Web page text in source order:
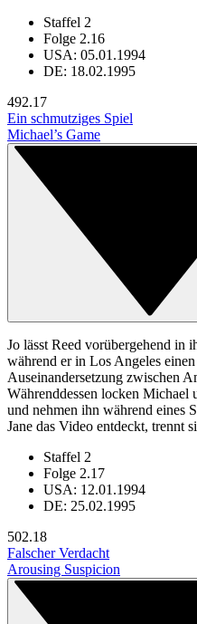
Staffel 2
Folge 2.16
USA: 05.01.1994
DE: 18.02.1995
492.17
Ein schmutziges Spiel
Michael’s Game
Jo lässt Reed vorübergehend in
während er in Los Angeles
Auseinandersetzung zwischen
Währenddessen locken Michael
und nehmen ihn während eines
Jane das Video entdeckt, trennt
Staffel 2
Folge 2.17
USA: 12.01.1994
DE: 25.02.1995
502.18
Falscher Verdacht
Arousing Suspicion